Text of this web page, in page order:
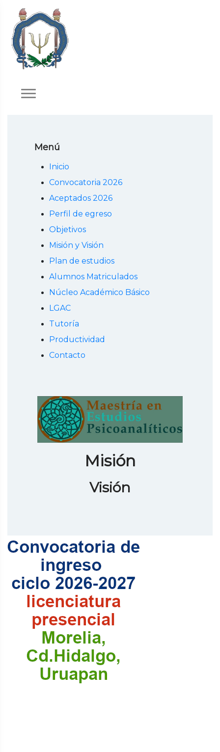
Menú
Inicio
Convocatoria 2026
Aceptados 2026
Perfil de egreso
Objetivos
Misión y Visión
Plan de estudios
Alumnos Matriculados
Núcleo Académico Básico
LGAC
Tutoría
Productividad
Contacto
Misión
Visión